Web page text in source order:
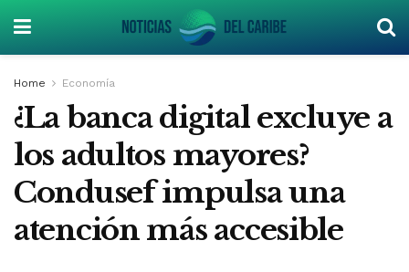
Home Economía
¿La banca digital excluye a
los adultos mayores?
Condusef impulsa una
atención más accesible